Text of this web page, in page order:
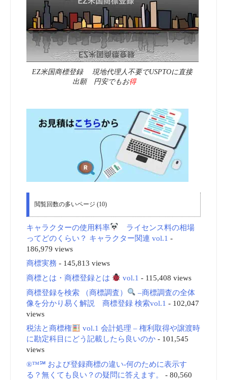
EZ米国商標登録 現地代理人不要でUSPTOに直接
出願 円安でもお得
閲覧回数の多いページ (10)
キャラクターの使用料率
ライセンス料の相場
ってどのくらい？ キャラクター関連 vol.1 -
186,979 views
商標実務 - 145,813 views
商標とは・商標登録とは
vol.1 - 115,408 views
商標登録を検索 （商標調査）
–商標調査の全体
像を分かり易く解説 商標登録 検索vol.1 - 102,047
views
税法と商標権
vol.1 会計処理 – 権利取得や譲渡時
に勘定科目にどう記載したら良いのか- 101,545
views
®™℠ および登録商標の違い-何のために表示す
る？無くても良い？の疑問に答えます。
- 80,560